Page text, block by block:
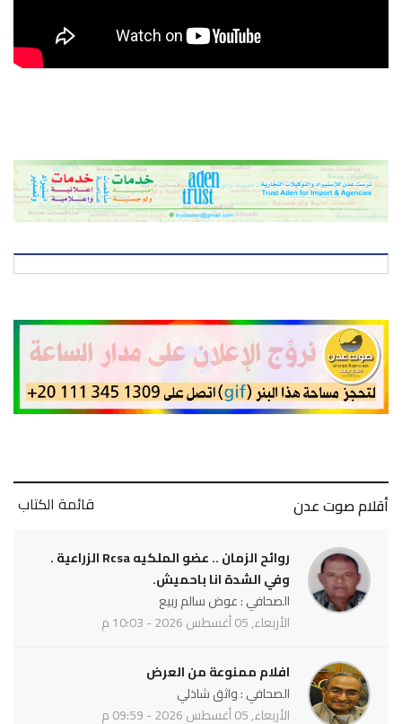
أقلام صوت عدن قائمة الكتاب
روائح الزمان .. عضو الملكيه Rcsa الزراعية .
وفي الشدة انا باحميش.
الصحافي : عوض سالم ربيع
الأربعاء, 05 أغسطس 2026 - 10:03 م
افلام ممنوعة من العرض
الصحافي : واثق شاذلي
الأربعاء, 05 أغسطس 2026 - 09:59 م